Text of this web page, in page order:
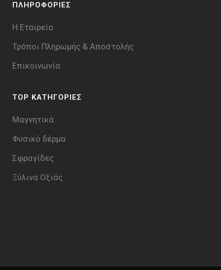
ΠΛΗΡΟΦΟΡΙΕΣ
Η Εταιρεία
Τρόποι Πληρωμής & Aποστολής
Επικοινωνία
TOP ΚΑΤΗΓΟΡΙΕΣ
Μαγνητικά
Φυσικό δέρμα
Σφραγίδες
Ξύλινα Οξιάς